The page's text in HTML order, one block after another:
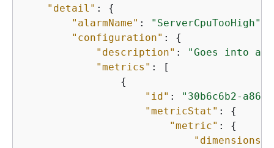
"detail" : {
"alarmName" : "ServerCpuTooHigh"
"configuration" : {
"description" :
"Goes into
"metrics" : [
{
"id" :
"30b6c6b2-
"metricStat" : {
"metric" : {
"dimensions"